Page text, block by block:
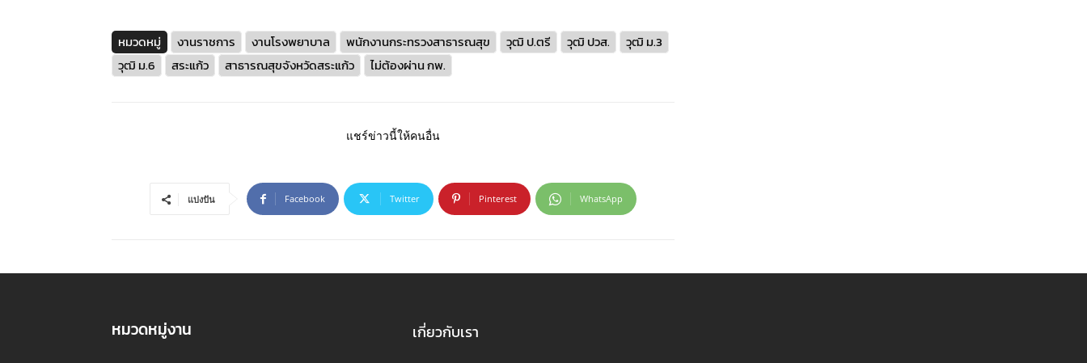
หมวดหมู่ งานราชการ งานโรงพยาบาล พนักงานกระทรวงสาธารณสุข วุฒิ ป.ตรี วุฒิ ปวส.
วุฒิ ม.3
วุฒิ ม.6
สระแก้ว สาธารณสุขจังหวัดสระแก้ว ไม่ต้องผ่าน กพ.
แชร์ข่าวนี้ให้คนอื่น
แบ่งปัน Facebook Twitter Pinterest WhatsApp
หมวดหมู่งาน เกี่ยวกับเรา